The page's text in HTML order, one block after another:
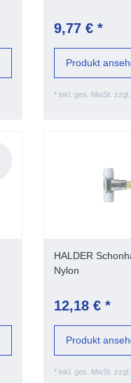
9,77 € *
* inkl. ges. MwSt. zzgl.
Produkt
HALDER
Nylon
12,18 € *
* inkl. ges. MwSt. zzgl.
Produkt